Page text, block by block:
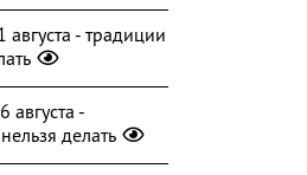
- традиции
августа -
делать